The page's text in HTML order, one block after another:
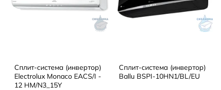
Сплит-система (инвертор)
Electrolux Monaco EACS/I -
12 HM/N3_15Y
Сплит-система (инвертор)
Ballu BSPI-10HN1/BL/EU